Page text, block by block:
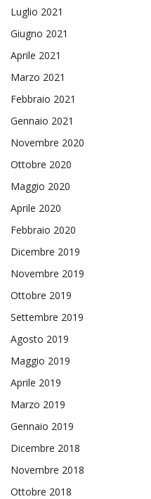
Luglio 2021
Giugno 2021
Aprile 2021
Marzo 2021
Febbraio 2021
Gennaio 2021
Novembre 2020
Ottobre 2020
Maggio 2020
Aprile 2020
Febbraio 2020
Dicembre 2019
Novembre 2019
Ottobre 2019
Settembre 2019
Agosto 2019
Maggio 2019
Aprile 2019
Marzo 2019
Gennaio 2019
Dicembre 2018
Novembre 2018
Ottobre 2018